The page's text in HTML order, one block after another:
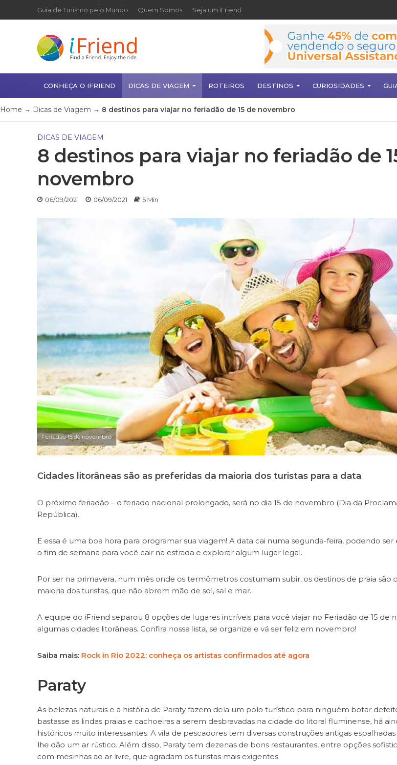
Guia de Turismo pelo Mundo Quem Somos Seja um iFriend
CONHEÇA O IFRIEND DICAS DE VIAGEM ROTEIROS DESTINOS CURIOSIDADES
Home → Dicas de Viagem → 8 destinos para viajar no feriadão de 15 de novembro
DICAS DE VIAGEM
8 destinos para viajar no feriadão de
novembro
06/09/2021 06/09/2021 5 Min
Feriadão 15 de novembro
Cidades litorâneas são as preferidas da maioria dos turistas para a data
O próximo feriadão – o feriado nacional prolongado, será no dia 15 de novembro (Dia da
República).
E essa é uma boa hora para programar sua viagem! A data cai numa segunda-feira, podendo
o fim de semana para você cair na estrada e explorar algum lugar legal.
Por ser na primavera, num mês onde os termômetros costumam subir, os destinos de praia são
maioria dos turistas, que não abrem mão de sol, sal e mar.
A equipe do iFriend separou 8 opções de lugares incríveis para você viajar no Feriadão de 15 de
algumas cidades litorâneas. Confira nossa lista, se organize e vá ser feliz em novembro!
Saiba mais: Rock in Rio 2022: conheça os artistas confirmados até agora
Paraty
As belezas naturais e a história de Paraty fazem dela um polo turístico para ninguém botar
bastasse as lindas praias e cachoeiras a serem desbravadas na cidade do litoral fluminense, há
históricos muito interessantes. A vila de pescadores tem diversas construções antigas
lhe dão um ar rústico. Além disso, Paraty tem dezenas de bons restaurantes, entre opções
com mesinhas ao ar livre, que agradam os turistas mais exigentes.